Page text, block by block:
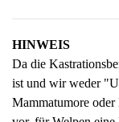
HINWEIS
Da die
ist und wir weder
Mammatumore oder